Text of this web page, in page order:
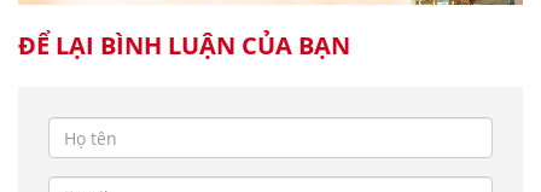
ĐỂ LẠI BÌNH LUẬN CỦA BẠN